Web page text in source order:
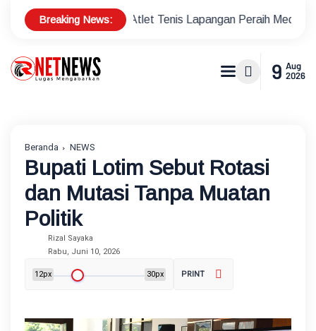
Breaking News:
Atlet Tenis Lapangan Peraih Medali di Ajang Porprov
9 Aug
2026
Beranda NEWS
Bupati Lotim Sebut Rotasi
dan Mutasi Tanpa Muatan
Politik
Rizal Sayaka
Rabu, Juni 10, 2026
12px 30px PRINT